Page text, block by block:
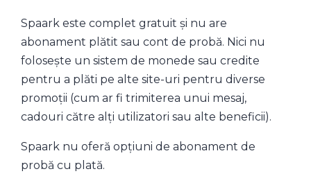
Spaark este complet gratuit și nu are
abonament plătit sau cont de probă. Nici nu
folosește un sistem de monede sau credite
pentru a plăti pe alte site-uri pentru diverse
promoții (cum ar fi trimiterea unui mesaj,
cadouri către alți utilizatori sau alte beneficii).
Spaark nu oferă opțiuni de abonament de
probă cu plată.